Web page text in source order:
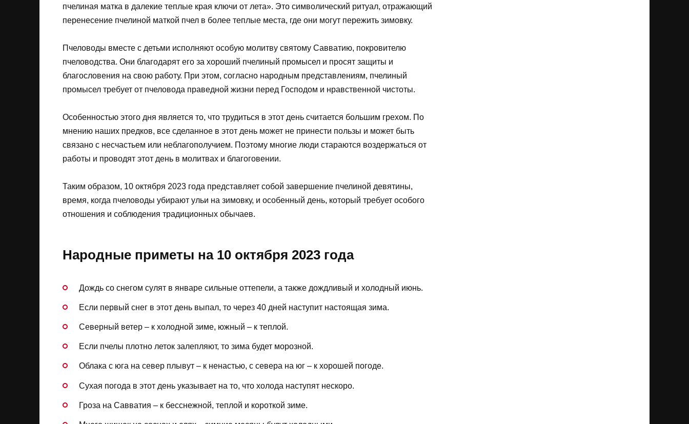
пчелиная матка в далекие теплые края ключи от лета». Это символический ритуал, отражающий
перенесение пчелиной маткой пчел в более теплые места, где они могут пережить зимовку.
Пчеловоды вместе с детьми исполняют особую молитву святому Савватию, покровителю
пчеловодства. Они благодарят его за хороший пчелиный промысел и просят защиты и
благословения на свою работу. При этом, согласно народным представлениям, пчелиный
промысел требует от пчеловода праведной жизни перед Господом и нравственной чистоты.
Особенностью этого дня является то, что трудиться в этот день считается большим грехом. По
мнению наших предков, все сделанное в этот день может не принести пользы и может быть
связано с несчастьем или неблагополучием. Поэтому многие люди стараются воздержаться от
работы и проводят этот день в молитвах и благоговении.
Таким образом, 10 октября 2023 года представляет собой завершение пчелиной девятины,
время, когда пчеловоды убирают ульи на зимовку, и особенный день, который требует особого
отношения и соблюдения традиционных обычаев.
Народные приметы на 10 октября 2023 года
Дождь со снегом сулят в январе сильные оттепели, а также дождливый и холодный июнь.
Если первый снег в этот день выпал, то через 40 дней наступит настоящая зима.
Северный ветер – к холодной зиме, южный – к теплой.
Если пчелы плотно леток залепляют, то зима будет морозной.
Облака с юга на север плывут – к ненастью, с севера на юг – к хорошей погоде.
Сухая погода в этот день указывает на то, что холода наступят нескоро.
Гроза на Савватия – к бесснежной, теплой и короткой зиме.